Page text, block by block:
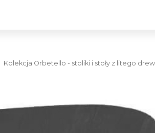
Kolekcja Orbetello - stoliki i stoły z litego